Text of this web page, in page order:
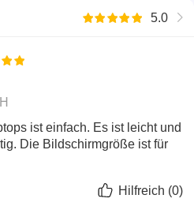
5.0
ist einfach. Es ist leicht und
Die Bildschirmgröße ist für
Hilfreich (0)